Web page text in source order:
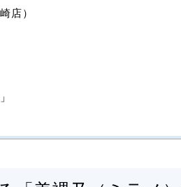
店）